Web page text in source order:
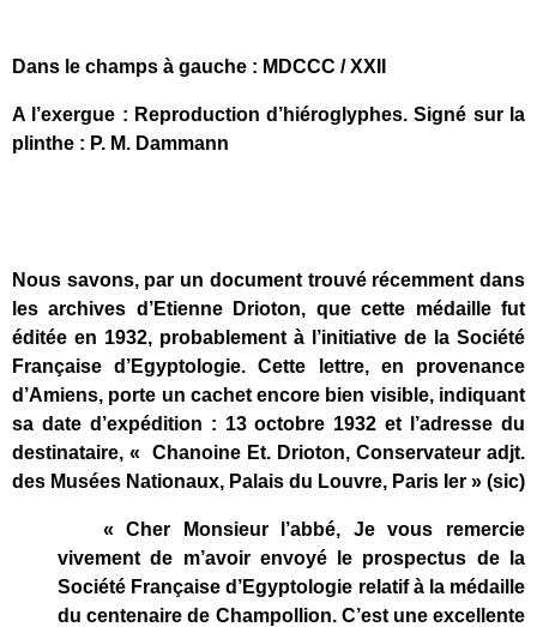
Dans le champs à gauche : MDCCC / XXII
A l’exergue : Reproduction d’hiéroglyphes. Signé sur la
plinthe : P. M. Dammann
Nous savons, par un document trouvé récemment dans
les archives d’Etienne Drioton, que cette médaille fut
éditée en 1932, probablement à l’initiative de la Société
Française d’Egyptologie. Cette lettre, en provenance
d’Amiens, porte un cachet encore bien visible, indiquant
sa date d’expédition : 13 octobre 1932 et l’adresse du
destinataire, « Chanoine Et. Drioton, Conservateur adjt.
des Musées Nationaux, Palais du Louvre, Paris Ier » (sic)
« Cher Monsieur l’abbé, Je vous remercie
vivement de m’avoir envoyé le prospectus de la
Société Française d’Egyptologie relatif à la médaille
du centenaire de Champollion. C’est une excellente